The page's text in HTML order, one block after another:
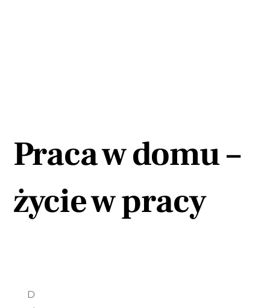
Praca w domu –
życie w pracy
D